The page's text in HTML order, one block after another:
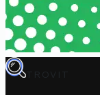
TROVIT